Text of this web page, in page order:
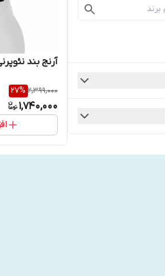
آرنج بند
2,399,000
27%
1,740,000